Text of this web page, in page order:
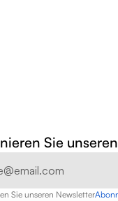
Sie
Sie unseren Newsletter